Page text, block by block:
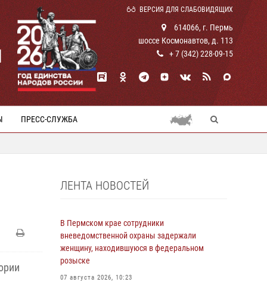
ВЕРСИЯ ДЛЯ СЛАБОВИДЯЩИХ
614066, г. Пермь
шоссе Космонавтов, д. 113
+ 7 (342) 228-09-15
ПРЕСС-СЛУЖБА
ЛЕНТА НОВОСТЕЙ
В Пермском крае сотрудники
вневедомственной охраны задержали
женщину, находившуюся в федеральном
розыске
07 августа 2026, 10:23